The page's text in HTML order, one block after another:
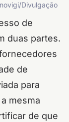
Divulgação
de
duas partes.
de
para
mesma
de que